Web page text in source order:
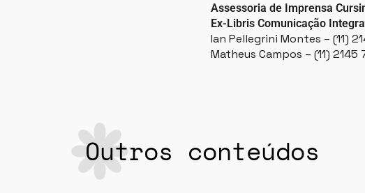
Assessoria de Imprensa
Ex-Libris Comunicação
Ian Pellegrini Montes – (11)
Matheus Campos – (11)
Outros conteúdos